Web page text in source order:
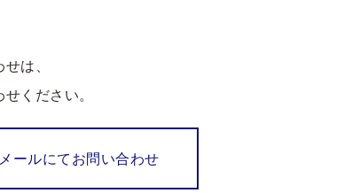
は、
ください。
メールにてお問い合わせ